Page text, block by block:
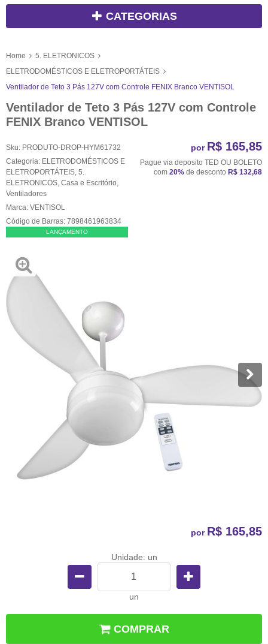
CATEGORIAS
Home
5. ELETRONICOS
ELETRODOMÉSTICOS E ELETROPORTÁTEIS
Ventilador de Teto 3 Pás 127V com Controle FENIX Branco VENTISOL
Ventilador de Teto 3 Pás 127V com Controle
FENIX Branco VENTISOL
Sku: PRODUTO-DROP-HYM61732
Categoria: ELETRODOMÉSTICOS E
ELETROPORTÁTEIS 5.
ELETRONICOS Casa e Escritório
Ventiladores
Marca: VENTISOL
Código de Barras: 7898461963834
LANÇAMENTO
por R$ 165,85
Pague via deposito TED OU BOLETO
com 20% de desconto R$ 132,68
por R$ 165,85
Unidade: un
un
COMPRAR